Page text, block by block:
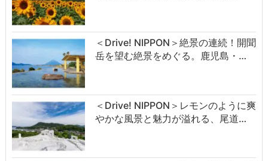
＜Drive! NIPPON＞絶景の連続！開聞
岳を望む絶景をめぐる。鹿児島・…
＜Drive! NIPPON＞レモンのように爽
やかな風景と魅力が溢れる、尾道…